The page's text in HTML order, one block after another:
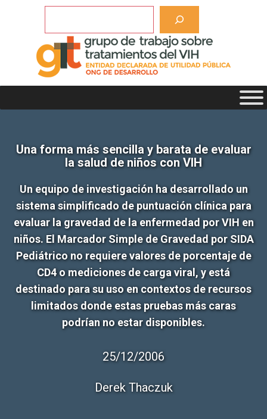
Una forma más sencilla y barata de evaluar
la salud de niños con VIH
Un equipo de investigación ha desarrollado un
sistema simplificado de puntuación clínica para
evaluar la gravedad de la enfermedad por VIH en
niños. El Marcador Simple de Gravedad por SIDA
Pediátrico no requiere valores de porcentaje de
CD4 o mediciones de carga viral, y está
destinado para su uso en contextos de recursos
limitados donde estas pruebas más caras
podrían no estar disponibles.
25/12/2006
Derek Thaczuk